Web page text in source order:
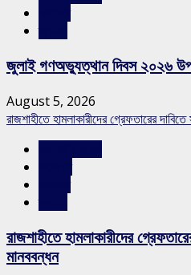
জুলাই গণঅভ্যুত্থান দিবস ২০২৬
August 5, 2026
রাজশাহীতে হামলাকারীদের গ্রেফতারের
রাজশাহীতে হামলাকারীদের
মানববন্ধন